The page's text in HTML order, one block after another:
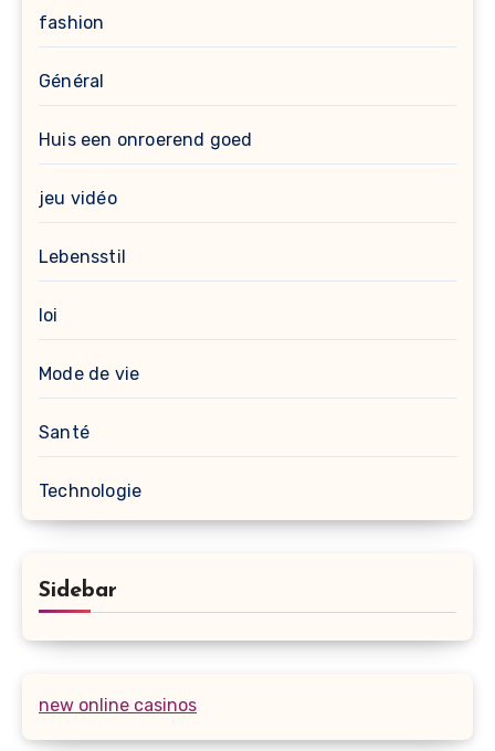
fashion
Général
Huis een onroerend goed
jeu vidéo
Lebensstil
loi
Mode de vie
Santé
Technologie
Sidebar
new online casinos